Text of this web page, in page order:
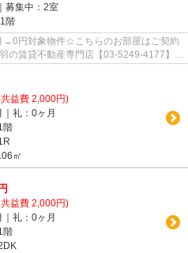
募集中： 2室
階
→0円対象物件☆こちらのお部屋はご契約
賃貸不動産専門店【03-5249-4177】
益費 2,000円)
礼：0ヶ月
階
㎡
円
益費 2,000円)
礼：0ヶ月
階